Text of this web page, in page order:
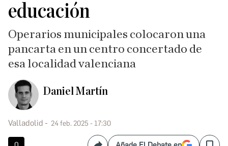
educación
Operarios municipales colocaron una
pancarta en un centro concertado de
esa localidad valenciana
Daniel Martín
Valladolid 24 feb. 2025 - 17:30